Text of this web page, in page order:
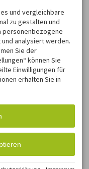
und vergleichbare
zu gestalten und
personenbezogene
analysiert werden.
Sie der
können Sie
Einwilligungen für
erhalten Sie in